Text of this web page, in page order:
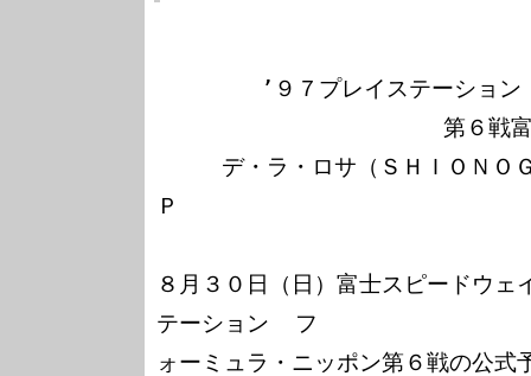
Ｐ
８月３０日（日）富士スピードウェ
テーション  フ
ォーミュラ・ニッポン第６戦の公式